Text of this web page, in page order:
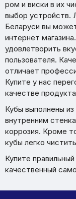
ром и виски в их
выбор устройств.
Беларуси вы
интернет
удовлетворить
пользователя.
отличает
Купите у нас
качестве
Кубы выполнены
внутренним
коррозия. Кроме
кубы легко
Купите
качественный